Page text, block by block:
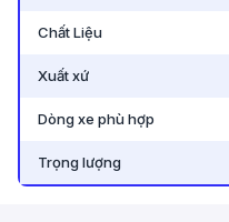
Chất Liệu
Xuất xứ
Dòng xe phù hợp
Trọng lượng